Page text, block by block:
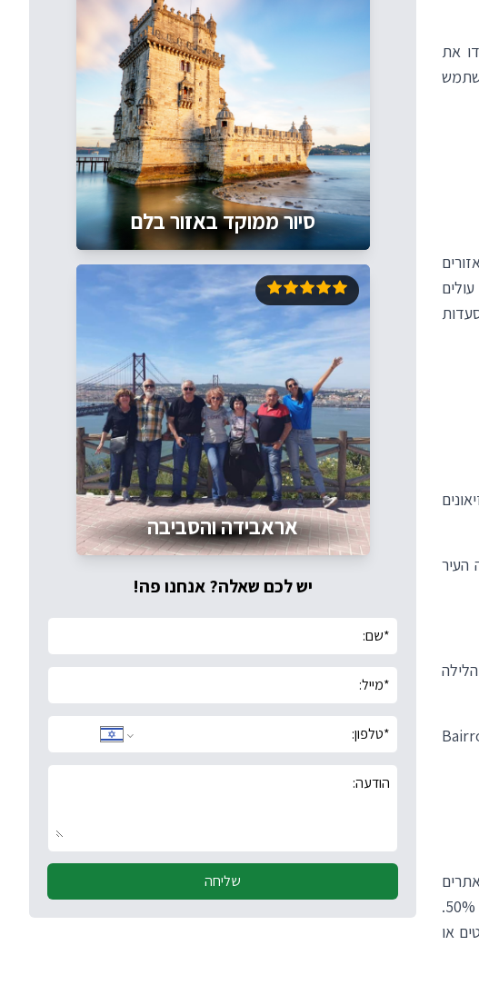
את
העיר
בליסבון (ובפורטוגל כולה) תוכלו לקבל הנחה של כ-30% אחוזים ממחיר הכניסה, ולעיתים אפילו 50%.
או
סיור ממוקד באזור בלם
אראבידה והסביבה
יש לכם שאלה? אנחנו פה!
*שם:
*מייל:
*טלפון:
הודעה:
שליחה